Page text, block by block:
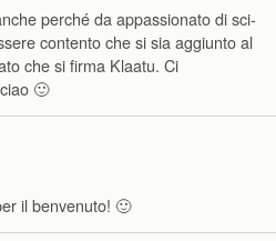
perché da appassionato di sci-
contento che si sia aggiunto al
che si firma Klaatu. Ci
🙂
il benvenuto! 🙂